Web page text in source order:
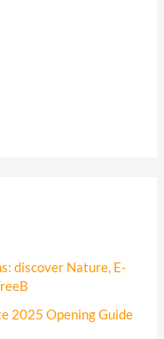
discover Nature, E-
2025 Opening Guide